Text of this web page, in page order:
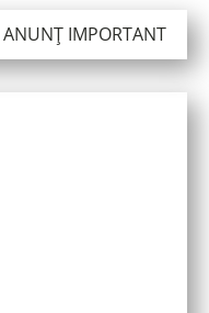
ANUNȚ IMPORTANT